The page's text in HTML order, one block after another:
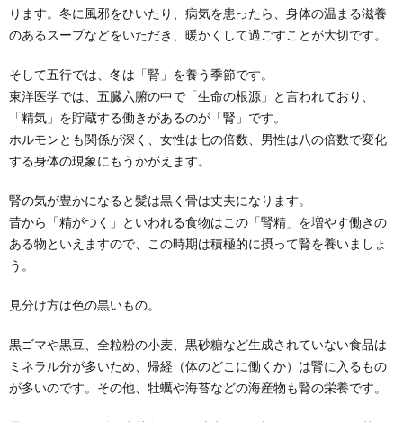
ります。冬に風邪をひいたり、病気を患ったら、身体の温まる滋養
のあるスープなどをいただき、暖かくして過ごすことが大切です。
そして五行では、冬は「腎」を養う季節です。
東洋医学では、五臓六腑の中で「生命の根源」と言われており、
「精気」を貯蔵する働きがあるのが「腎」です。
ホルモンとも関係が深く、女性は七の倍数、男性は八の倍数で変化
する身体の現象にもうかがえます。
腎の気が豊かになると髪は黒く骨は丈夫になります。
昔から「精がつく」といわれる食物はこの「腎精」を増やす働きの
ある物といえますので、この時期は積極的に摂って腎を養いましょ
う。
見分け方は色の黒いもの。
黒ゴマや黒豆、全粒粉の小麦、黒砂糖など生成されていない食品は
ミネラル分が多いため、帰経（体のどこに働くか）は腎に入るもの
が多いのです。その他、牡蠣や海苔などの海産物も腎の栄養です。